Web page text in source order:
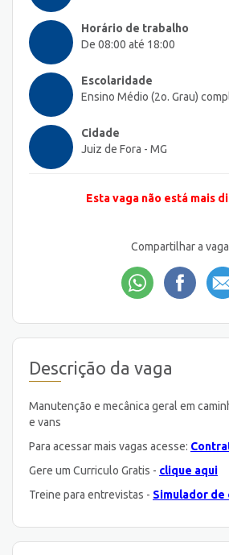
Horário de trabalho
De 08:00 até 18:00
Escolaridade
Ensino Médio (2o. Grau)
Cidade
Juiz de Fora - MG
Esta vaga não está mais
Compartilhar a vaga
Descrição da vaga
Manutenção e mecânica geral em
e vans
Para acessar mais vagas acesse:
Gere um Curriculo Gratis - clique aqui
Treine para entrevistas - Simulador